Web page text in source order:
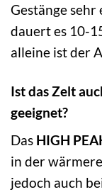
Gestänge sehr
dauert es 10-
alleine ist der
Ist das Zelt
geeignet?
Das HIGH
in der
jedoch auch